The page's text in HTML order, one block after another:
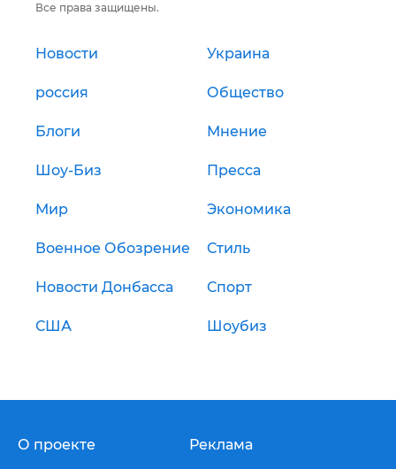
Все права защищены.
Новости Украина
россия Общество
Блоги Мнение
Шоу-Биз Пресса
Мир Экономика
Военное Обозрение Стиль
Новости Донбасса Спорт
США Шоубиз
О проекте Реклама